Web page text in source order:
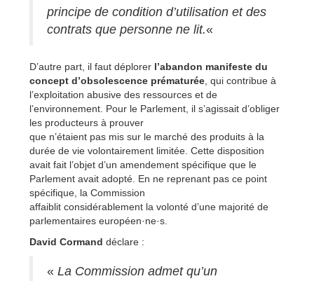
principe de condition d’utilisation et des
contrats que personne ne lit.«
D’autre part, il faut déplorer l’abandon manifeste du
concept d’obsolescence prématurée , qui contribue à
l’exploitation abusive des ressources et de
l’environnement. Pour le Parlement, il s’agissait d’obliger
les producteurs à prouver
que n’étaient pas mis sur le marché des produits à la
durée de vie volontairement limitée. Cette disposition
avait fait l’objet d’un amendement spécifique que le
Parlement avait adopté. En ne reprenant pas ce point
spécifique, la Commission
affaiblit considérablement la volonté d’une majorité de
parlementaires européen·ne·s.
David Cormand déclare :
« La Commission admet qu’un